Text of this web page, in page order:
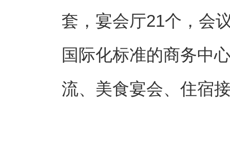
套，宴会厅21个，会
国际化标准的商务中
流、美食宴会、住宿